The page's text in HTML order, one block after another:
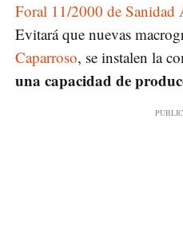
Foral 11/2000 de Sanidad
Evitará que nuevas
Caparroso, se instalen la
una capacidad de